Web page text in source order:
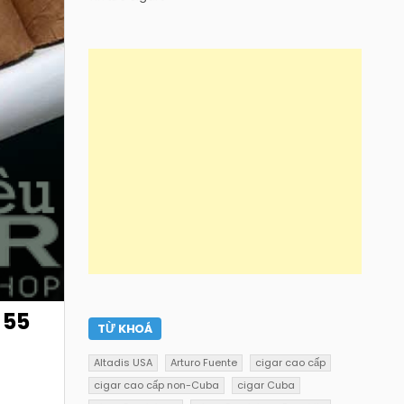
TỪ KHOÁ
Altadis USA Arturo Fuente
cigar cao cấp
cigar cao cấp non-Cuba
cigar Cuba